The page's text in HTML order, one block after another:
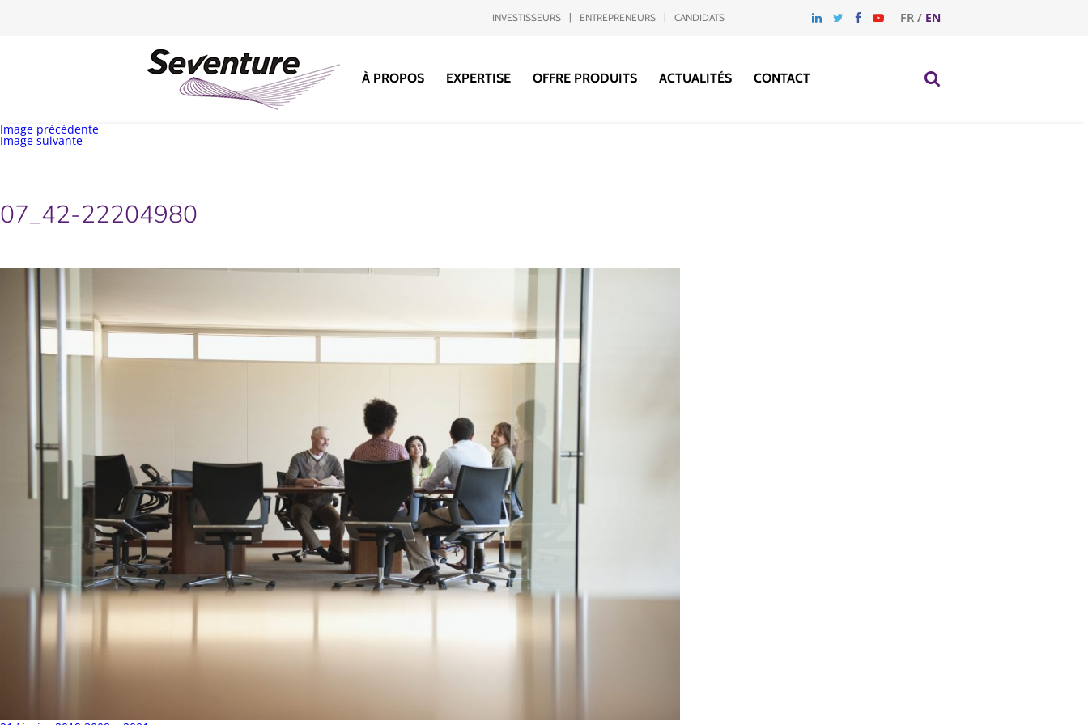
FR / EN
INVESTISSEURS ENTREPRENEURS CANDIDATS
À PROPOS EXPERTISE OFFRE PRODUITS ACTUALITÉS CONTACT
Image précédente
Image suivante
07_42-22204980